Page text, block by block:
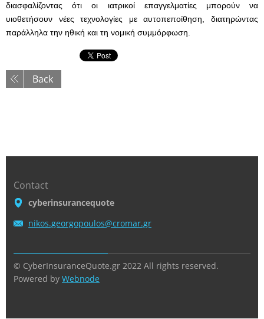
διασφαλίζοντας ότι οι ιατρικοί επαγγελματίες μπορούν να
υιοθετήσουν νέες τεχνολογίες με αυτοπεποίθηση, διατηρώντας
παράλληλα την ηθική και τη νομική συμμόρφωση.
Back
Contact
cyberinsurancequote
nikos.georgopoulos@cromar.gr
© CyberInsuranceQuote.gr 2022 All rights reserved.
Powered by Webnode